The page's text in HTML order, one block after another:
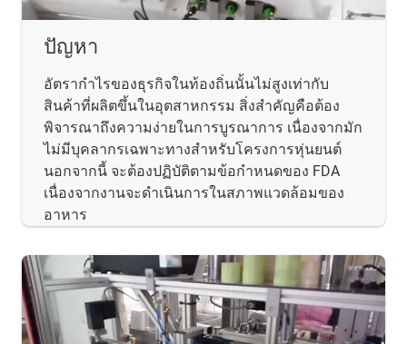
ปัญหา
อัตรากำไรของธุรกิจในท้องถิ่นนั้นไม่สูงเท่ากับ
สินค้าที่ผลิตขึ้นในอุตสาหกรรม สิ่งสำคัญคือต้อง
พิจารณาถึงความง่ายในการบูรณาการ เนื่องจากมัก
ไม่มีบุคลากรเฉพาะทางสำหรับโครงการหุ่นยนต์
นอกจากนี้ จะต้องปฏิบัติตามข้อกำหนดของ FDA
เนื่องจากงานจะดำเนินการในสภาพแวดล้อมของ
อาหาร